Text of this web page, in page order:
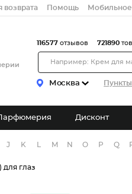
возврата Помощь
Москва
116577 отзывов 721890
Дисконт
J K M N O P Q
для глаз